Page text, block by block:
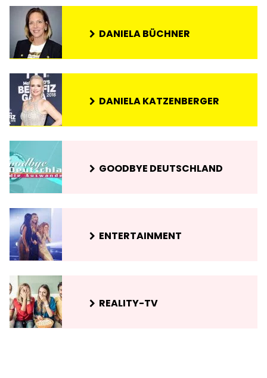
DANIELA BÜCHNER
DANIELA KATZENBERGER
GOODBYE DEUTSCHLAND
ENTERTAINMENT
REALITY-TV